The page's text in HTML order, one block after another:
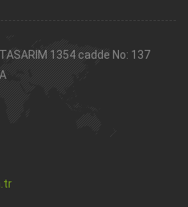
1354 cadde No: 137